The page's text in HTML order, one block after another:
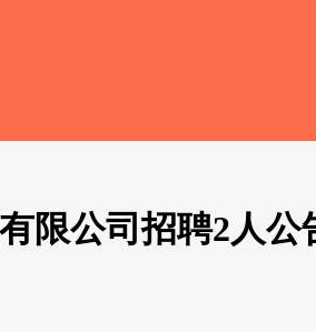
限公司招聘2人公